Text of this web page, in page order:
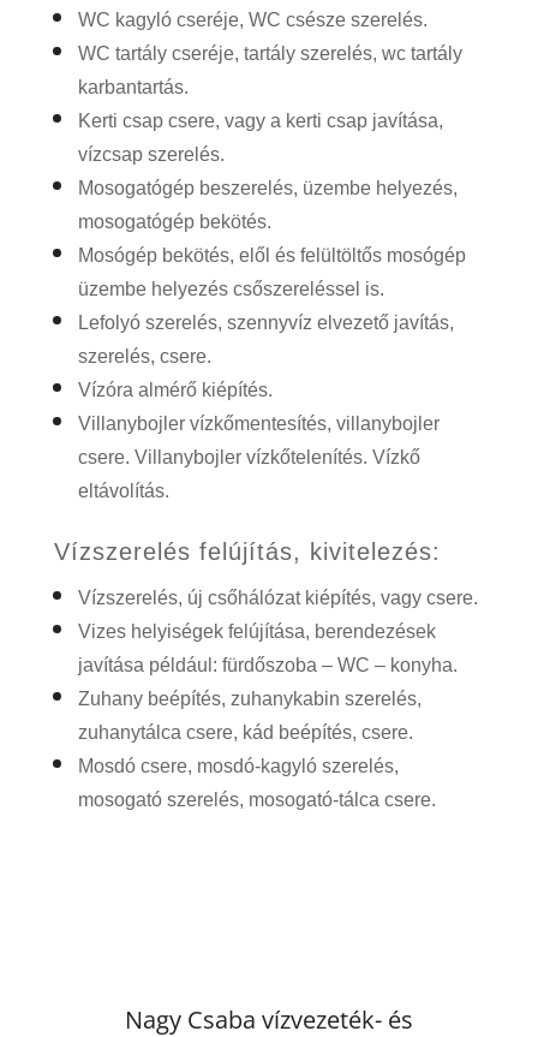
WC kagyló cseréje, WC csésze szerelés.
WC tartály cseréje, tartály szerelés, wc tartály
karbantartás.
Kerti csap csere, vagy a kerti csap javítása,
vízcsap szerelés.
Mosogatógép beszerelés, üzembe helyezés,
mosogatógép bekötés.
Mosógép bekötés, elől és felültöltős mosógép
üzembe helyezés csőszereléssel is.
Lefolyó szerelés, szennyvíz elvezető javítás,
szerelés, csere.
Vízóra almérő kiépítés.
Villanybojler vízkőmentesítés, villanybojler
csere. Villanybojler vízkőtelenítés. Vízkő
eltávolítás.
Vízszerelés felújítás, kivitelezés:
Vízszerelés, új csőhálózat kiépítés, vagy csere.
Vizes helyiségek felújítása, berendezések
javítása például: fürdőszoba – WC – konyha.
Zuhany beépítés, zuhanykabin szerelés,
zuhanytálca csere, kád beépítés, csere.
Mosdó csere, mosdó-kagyló szerelés,
mosogató szerelés, mosogató-tálca csere.
Nagy Csaba vízvezeték- és